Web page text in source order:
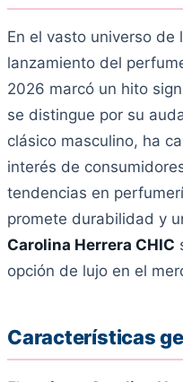
En el vasto universo de
lanzamiento del
2026 marcó un hito
se distingue por su
clásico masculino, ha
interés de
tendencias en
promete durabilidad y
Carolina Herrera CHIC
opción de lujo en el
Características